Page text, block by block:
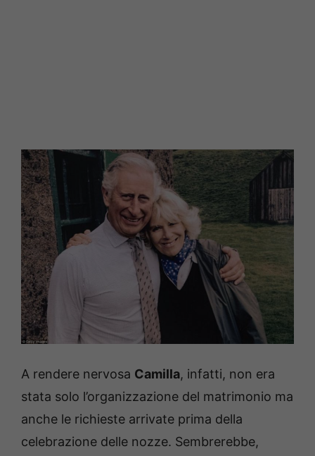
A rendere nervosa Camilla, infatti, non era
stata solo l’organizzazione del matrimonio ma
anche le richieste arrivate prima della
celebrazione delle nozze. Sembrerebbe,